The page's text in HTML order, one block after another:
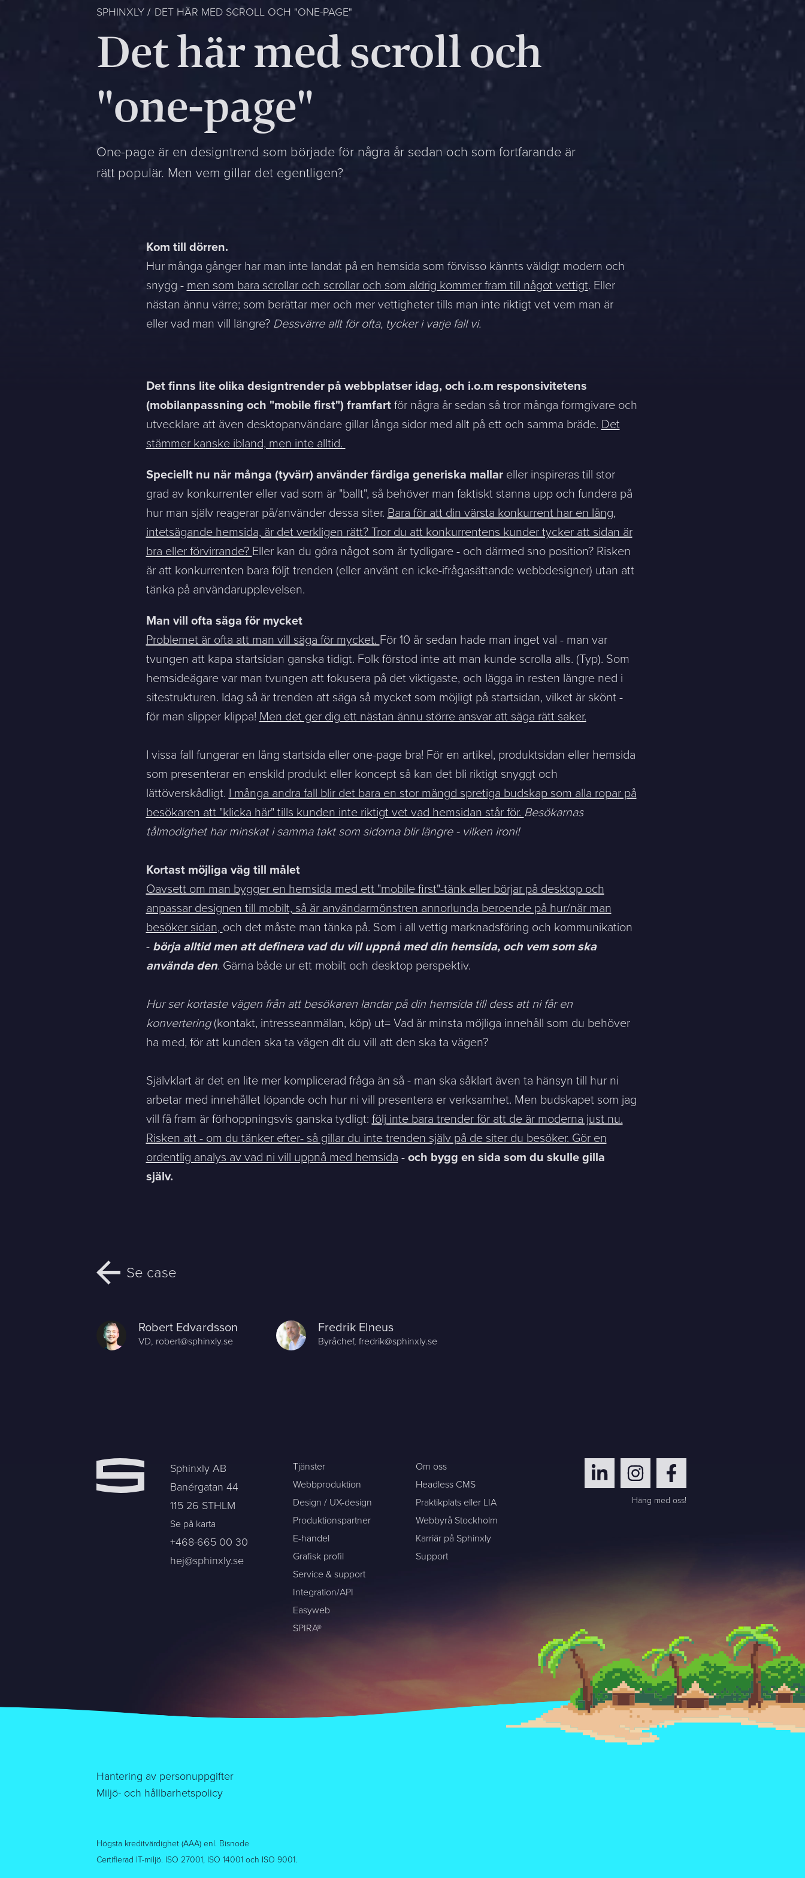
Kontakt
Berätta om er verksamhet, er vision och ert nuläge. Vi återkommer oftast redan samma dag
Företag *
Telefon *
Det är OK att Sphinxly använder mina uppgifter för att kontakta mig. (integritetspolicy)
+468-665 00 30
hej@sphinxly.se
Befintlig kund? Support
Om oss / Kontaktpersoner
Karriär på Sphinxly
SPHINXLY DET HÄR MED SCROLL OCH "ONE-PAGE"
Det här med scroll och
"one-page"
One-page är en designtrend som började för några år sedan och som fortfarande är
rätt populär. Men vem gillar det egentligen?
Kom till dörren.
Hur många gånger har man inte landat på en hemsida som förvisso kännts väldigt modern och
snygg -men som bara scrollar och scrollar och som aldrig kommer fram till något vettigt. Eller
nästan ännu värre; som berättar mer och mer vettigheter tills man inte riktigt vet vem man är
eller vad man vill längre? Dessvärre allt för ofta, tycker i varje fall vi.
Det finns lite olika designtrender på webbplatser idag, och i.o.m responsivitetens
(mobilanpassning och "mobile first") framfartför några år sedan så tror många formgivare och
utvecklare att även desktopanvändare gillar långa sidor med allt på ett och samma bräde.Det
stämmer kanske ibland, men inte alltid.
Speciellt nu när många (tyvärr) använder färdiga generiska mallareller inspireras till stor
grad av konkurrenter eller vad som är "ballt", så behöver man faktiskt stanna upp och fundera på
hur man själv reagerar på/använder dessa siter.Bara för att din värsta konkurrent har en lång,
intetsägande hemsida, är det verkligen rätt? Tror du att konkurrentens kunder tycker att sidan är
bra eller förvirrande?Eller kan du göra något som är tydligare - och därmed sno position? Risken
är att konkurrenten bara följt trenden (eller använt en icke-ifrågasättande webbdesigner) utan att
tänka på användarupplevelsen.
Man vill ofta säga för mycket
Problemet är ofta att man vill säga för mycket.För 10 år sedan hade man inget val - man var
tvungen att kapa startsidan ganska tidigt. Folk förstod inte att man kunde scrolla alls. (Typ). Som
hemsideägare var man tvungen att fokusera på det viktigaste, och lägga in resten längre ned i
sitestrukturen. Idag så är trenden att säga så mycket som möjligt på startsidan, vilket är skönt -
för man slipper klippa!Men det ger dig ett nästan ännu större ansvar att säga rätt saker.
I vissa fall fungerar en lång startsida eller one-page bra! För en artikel, produktsidan eller hemsida
som presenterar en enskild produkt eller koncept så kan det bli riktigt snyggt och
lättöverskådligt.I många andra fall blir det bara en stor mängd spretiga budskap som alla ropar på
besökaren att "klicka här" tills kunden inte riktigt vet vad hemsidan står för.Besökarnas
tålmodighet har minskat i samma takt som sidorna blir längre - vilken ironi!
Kortast möjliga väg till målet
Oavsett om man bygger en hemsida med ett "mobile first"-tänk eller börjar på desktop och
anpassar designen till mobilt, så är användarmönstren annorlunda beroende på hur/när man
besöker sidan,och det måste man tänka på. Som i all vettig marknadsföring och kommunikation
- börja alltid men att definera vad du vill uppnå med din hemsida, och vem som ska
använda den. Gärna både ur ett mobilt och desktop perspektiv.
Hur ser kortaste vägen från att besökaren landar på din hemsida till dess att ni får en
konvertering(kontakt, intresseanmälan, köp) ut= Vad är minsta möjliga innehåll som du behöver
ha med, för att kunden ska ta vägen dit du vill att den ska ta vägen?
Självklart är det en lite mer komplicerad fråga än så - man ska såklart även ta hänsyn till hur ni
arbetar med innehållet löpande och hur ni vill presentera er verksamhet. Men budskapet som jag
vill få fram är förhoppningsvis ganska tydligt:följ inte bara trender för att de är moderna just nu.
Risken att - om du tänker efter- så gillar du inte trenden själv på de siter du besöker. Gör en
ordentlig analys av vad ni vill uppnå med hemsida-och bygg en sida som du skulle gilla
själv.
Se case
Robert Edvardsson
VD, robert@sphinxly.se
Fredrik Elneus
Byråchef,fredrik@sphinxly.se
Sphinxly AB
Banérgatan 44
115 26 STHLM
Se på karta
+468-665 00 30
hej@sphinxly.se
Tjänster
Webbproduktion
Design / UX-design
Produktionspartner
E-handel
Grafisk profil
Service & support
Integration/API
Easyweb
SPIRA®
Om oss
Headless CMS
Praktikplats eller LIA
Webbyrå Stockholm
Karriär på Sphinxly
Support
Häng med oss!
Hantering av personuppgifter
Miljö- och hållbarhetspolicy
Högsta kreditvärdighet (AAA) enl. Bisnode
Certifierad IT-miljö. ISO 27001, ISO 14001 och ISO 9001.